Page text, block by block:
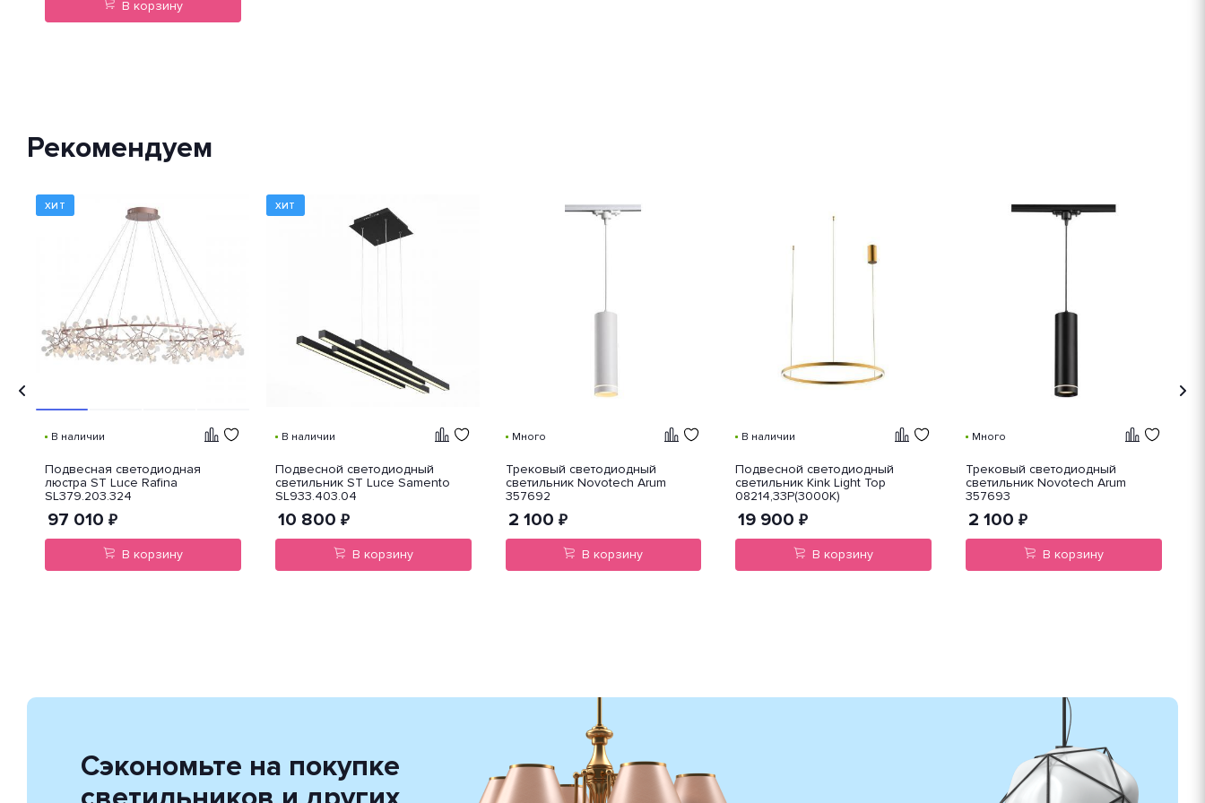
В корзину
Рекомендуем
ХИТ
В наличии
Подвесная светодиодная
люстра ST Luce Rafina
SL379.203.324
97 010 ₽
В корзину
ХИТ
В наличии
Подвесной светодиодный
светильник ST Luce Samento
SL933.403.04
10 800 ₽
В корзину
Много
Трековый светодиодный
светильник Novotech Arum
357692
2 100 ₽
В корзину
В наличии
Подвесной светодиодный
светильник Kink Light Тор
08214,33P(3000K)
19 900 ₽
В корзину
Много
Трековый светодиодный
светильник Novotech Arum
357693
2 100 ₽
В корзину
Сэкономьте на покупке